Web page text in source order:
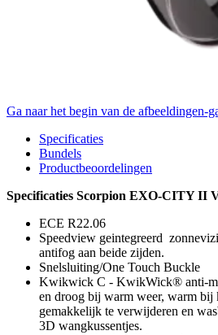
Ga naar het begin van de afbeeldingen-
Specificaties
Bundels
Productbeoordelingen
Specificaties Scorpion EXO-CITY II
ECE R22.06
Speedview geintegreerd
antifog aan beide zijden.
Snelsluiting/One Touch Buckle
Kwikwick C - KwikWick® anti-
en droog bij warm weer, warm bij
gemakkelijk te verwijderen en
3D wangkussentjes.